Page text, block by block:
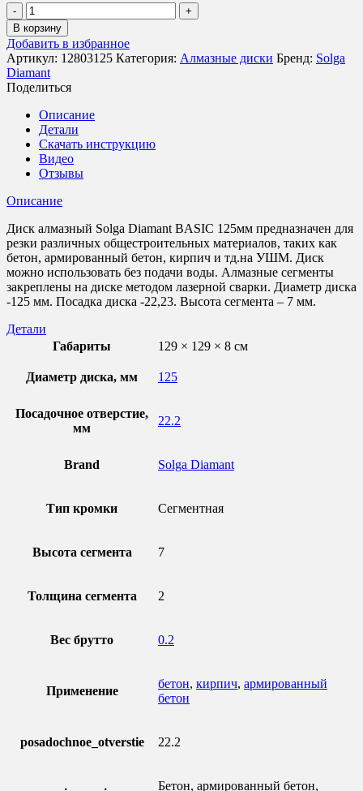
Количество
товара
Диск
алмазный
Solga
Diamant
BASIC
сегментный
(железобетон)
125мм/22,23
В корзину
Добавить в избранное
Артикул: 12803125 Категория: Алмазные диски Бренд: Solga
Diamant
Поделиться
Описание
Детали
Скачать инструкцию
Видео
Отзывы
Описание
Диск алмазный Solga Diamant BASIC 125мм предназначен для
резки различных общестроительных материалов, таких как
бетон, армированный бетон, кирпич и тд.на УШМ. Диск
можно использовать без подачи воды. Алмазные сегменты
закреплены на диске методом лазерной сварки. Диаметр диска
-125 мм. Посадка диска -22,23. Высота сегмента – 7 мм.
Детали
Габариты
129 × 129 × 8 см
Диаметр диска, мм 125
Посадочное отверстие,
мм
22.2
Brand Solga Diamant
Тип кромки Сегментная
Высота сегмента 7
Толщина сегмента 2
Вес брутто 0.2
Применение
бетон, кирпич, армированный
бетон
posadochnoe_otverstie 22.2
Бетон, армированный бетон,